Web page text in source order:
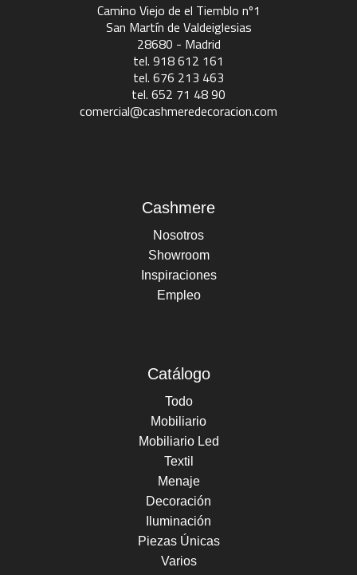
Camino Viejo de el Tiemblo nº1
San Martín de Valdeiglesias
28680 - Madrid
tel. 918 612 161
tel. 676 213 463
tel. 652 71 48 90
comercial@cashmeredecoracion.com
Cashmere
Nosotros
Showroom
Inspiraciones
Empleo
Catálogo
Todo
Mobiliario
Mobiliario Led
Textil
Menaje
Decoración
Iluminación
Piezas Únicas
Varios